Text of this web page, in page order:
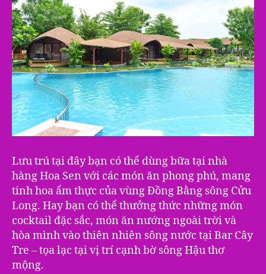
Lưu trú tại đây bạn có thể dùng bữa tại nhà
hàng Hoa Sen với các món ăn phong phú, mang
tinh hoa ẩm thực của vùng Đồng Bằng sông Cửu
Long. Hay bạn có thể thưởng thức những món
cocktail đặc sắc, món ăn nướng ngoài trời và
hòa mình vào thiên nhiên sông nước tại Bar Cây
Tre – tọa lạc tại vị trí cạnh bờ sông Hậu thơ
mộng.